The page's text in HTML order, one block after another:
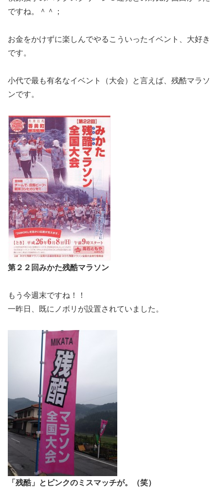
ですね。＾＾；
お金をかけずに楽しんでやるこういったイベント、大好き
です。
小代で最も有名なイベント（大会）と言えば、残酷マラソ
ンです。
第２２回みかた残酷マラソン
もう今週末ですね！！
一昨日、既にノボリが設置されていました。
「残酷」とピンクのミスマッチが。（笑）